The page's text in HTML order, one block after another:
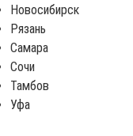
Новосибирск
Рязань
Самара
Сочи
Тамбов
Уфа
470 Песочный
Подобрать аналог